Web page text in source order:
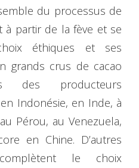
du processus de
à partir de la fève et se
éthiques et ses
grands crus de cacao
des producteurs
Indonésie, en Inde, à
Pérou, au Venezuela,
en Chine. D’autres
le choix